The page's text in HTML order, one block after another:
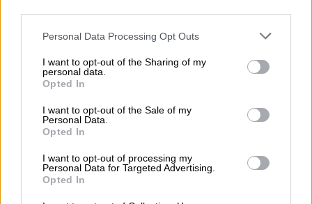
Please note that this website/app uses one or more Google
not limited to your visit or usage behaviour. You may click to
grant or deny consent to Google and its third-party tags to
use your data for below specified purposes in below Google
consent section.
Personal Data Processing Opt Outs
I want to opt-out of the Sharing of my
personal data.
Opted In
I want to opt-out of the Sale of my
Personal Data.
Opted In
I want to opt-out of processing my
Personal Data for Targeted Advertising.
Opted In
video